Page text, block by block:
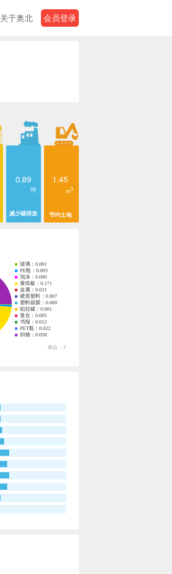
关于奥北 会员登录
0.89
吨
减少碳排放
1.45
m3
节约土地